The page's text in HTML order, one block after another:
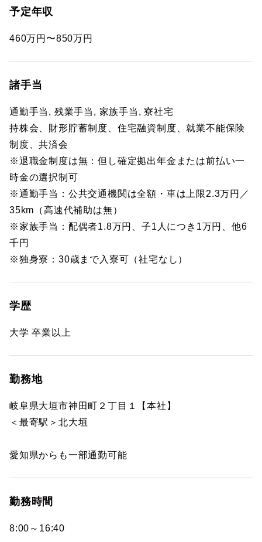
予定年収
460万円〜850万円
諸手当
通勤手当, 残業手当, 家族手当, 寮社宅
持株会、財形貯蓄制度、住宅融資制度、就業不能保険
制度、共済会
※退職金制度は無：但し確定拠出年金または前払い一
時金の選択制可
※通勤手当：公共交通機関は全額・車は上限2.3万円／
35km（高速代補助は無）
※家族手当：配偶者1.8万円、子1人につき1万円、他6
千円
※独身寮：30歳まで入寮可（社宅なし）
学歴
大学 卒業以上
勤務地
岐阜県大垣市神田町２丁目１【本社】
＜最寄駅＞北大垣
愛知県からも一部通勤可能
勤務時間
8:00～16:40